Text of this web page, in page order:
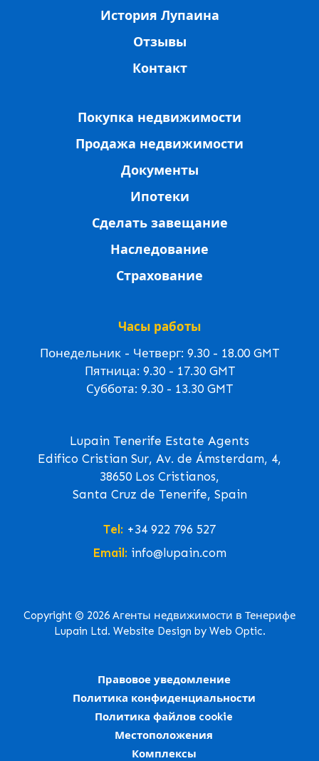
История Лупаина
Отзывы
Контакт
Покупка недвижимости
Продажа недвижимости
Документы
Ипотеки
Сделать завещание
Наследование
Страхование
Часы работы
Понедельник - Четверг: 9.30 - 18.00 GMT
Пятница: 9.30 - 17.30 GMT
Суббота: 9.30 - 13.30 GMT
Lupain Tenerife Estate Agents
Edifico Cristian Sur, Av. de Ámsterdam, 4,
38650 Los Cristianos,
Santa Cruz de Tenerife, Spain
Tel: +34 922 796 527
Email: info@lupain.com
Copyright © 2026 Агенты недвижимости в Тенерифе
Lupain Ltd. Website Design by Web Optic.
Правовое уведомление
Политика конфиденциальности
Политика файлов cookie
Местоположения
Комплексы